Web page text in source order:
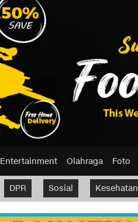
Entertainment Olahraga Foto
DPR Sosial Kesehatan